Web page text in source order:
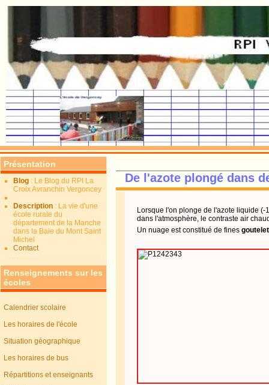
Présentation
Blog : Le Blog du RPI La
Croix Avranchin Vergoncey
Description : La vie d'une
école rurale du
département de la Manche
dans la Baie du Mont Saint
Michel
Contact
Renseignements sur les
écoles
Calendrier scolaire
Les horaires de l'école
Situation géographique
Les horaires de bus
Répartitions et enseignants
De l'azote plongé dans
Lorsque l'on plonge de l'azote liquide
dans l'atmosphère, le contraste air
Un nuage est constitué de fines